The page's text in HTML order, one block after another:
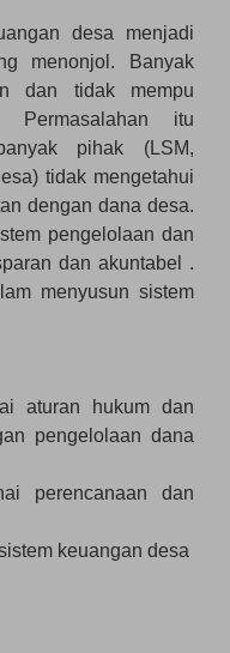
desa menjadi
menonjol. Banyak
dan tidak mempu
Permasalahan itu
pihak (LSM,
tidak mengetahui
dengan dana desa.
pengelolaan dan
dan akuntabel .
menyusun sistem
aturan hukum dan
pengelolaan dana
perencanaan dan
keuangan desa